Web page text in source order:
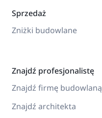
Sprzedaż
Zniżki budowlane
Znajdź profesjonalistę
Znajdź firmę budowlaną
Znajdź architekta